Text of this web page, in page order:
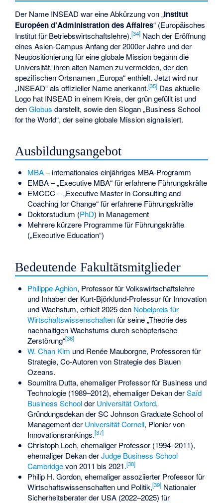
Der Name INSEAD war eine Abkürzung von „Institut
Européen d'Administration des Affaires“ (Europäisches
Institut für Betriebswirtschaftslehre).[34] Nach der Eröffnung
eines Asien-Campus Anfang der 2000er Jahre und der
Neupositionierung für eine globale Mission begann die
Universität, ihren alten Namen zu vermeiden, der den
spezifischen Ortsnamen „Europa“ enthielt. Jetzt wird nur
„INSEAD“ als offizieller Name anerkannt.[35] Das aktuelle
Logo hat INSEAD in einem Kreis, der grün gefüllt ist und
denGlobus darstellt, sowie den Slogan „Business School
for the World“, der seine globale Mission signalisiert.
Ausbildungsangebot
MBA– internationales einjähriges MBA-Programm
EMBA – „Executive MBA“ für erfahrene Führungskräfte
EMCCC– „Executive Master in Consulting and
Coaching for Change“ für erfahrene Führungskräfte
Doktorstudium (PhD) in Management
Mehrere kürzere Programme für Führungskräfte
(„Executive Education“)
Bedeutende Fakultätsmitglieder
Philippe Aghion, Professor für Volkswirtschaftslehre
und Inhaber der Kurt-Björklund-Professur für Innovation
und Wachstum, erhielt 2025 den Nobelpreis für
Wirtschaftswissenschaftenfür seine „Theorie des
nachhaltigen Wachstums durch schöpferische
Zerstörung“[36]
W. Chan Kim und Renée Mauborgne, Professoren für
Strategie, Co-Autoren vonStrategie des Blauen
Ozeans.
Soumitra Dutta, ehemaliger Professor für Business und
Technologie (1989–2012), ehemaliger Dekan derSaïd
Business Schoolder Universität Oxford,
Gründungsdekan derSC Johnson Graduate School of
Managementder Universität Cornell, Pionier von
Innovationsrankings.[37]
Christoph Loch, ehemaliger Professor (1994–2011),
ehemaliger Dekan derJudge Business School
Cambridgevon 2011 bis 2021.[38]
Philip H. Gordon, ehemaliger assoziierter Professor für
Wirtschaftswissenschaften und Politik,[39]Nationaler
Sicherheitsberater der USA (2022–2025) für